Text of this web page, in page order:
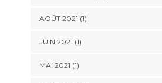
AOÛT 2021 (1)
JUIN 2021 (1)
MAI 2021 (1)